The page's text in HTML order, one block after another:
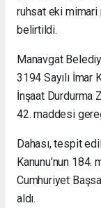
ruhsat eki mimari
belirtildi.
Manavgat
3194 Sayılı İmar
İnşaat Durdurma
42. maddesi
Dahası, tespit
Kanunu'nun 184.
Cumhuriyet
aldı.